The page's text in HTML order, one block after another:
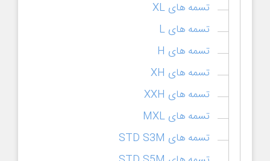
تسمه های XL
تسمه های L
تسمه های H
تسمه های XH
تسمه های XXH
تسمه های MXL
تسمه های STD S3M